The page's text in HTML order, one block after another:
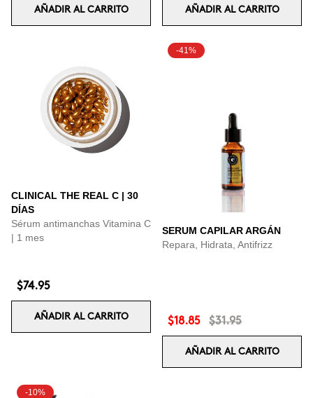
AÑADIR AL CARRITO AÑADIR AL CARRITO
CLINICAL THE REAL C | 30
DÍAS
Sérum antimanchas Vitamina C
| 1 mes
$74.95
AÑADIR AL CARRITO
-41%
SERUM CAPILAR ARGÁN
Repara, Hidrata, Antifrizz
$18.85 $31.95
AÑADIR AL CARRITO
-10%